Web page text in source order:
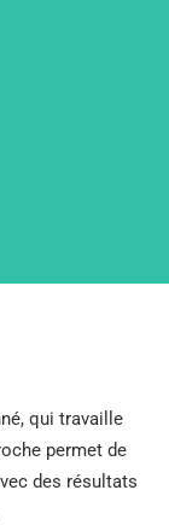
qui travaille
permet de
des résultats